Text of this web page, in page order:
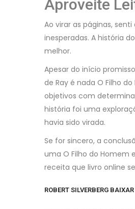
Aproveite
Ao virar as páginas,
inesperadas. A história
melhor.
Apesar do início
de Ray é nada O Filho
objetivos com
história foi uma
havia sido virada.
Se for sincero, a
uma O Filho do Homem
receita que livro online
ROBERT SILVERBERG